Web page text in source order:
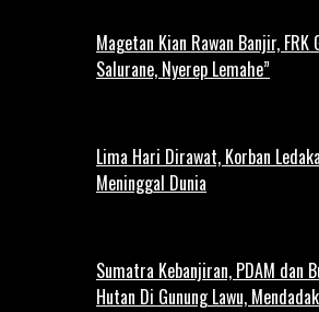
Magetan Kian Rawan Banjir, FRK
Salurane, Nyerep Lemahe”
Lima Hari Dirawat, Korban
Meninggal Dunia
Sumatra Kebanjiran, PDAM dan
Hutan Di Gunung Lawu,